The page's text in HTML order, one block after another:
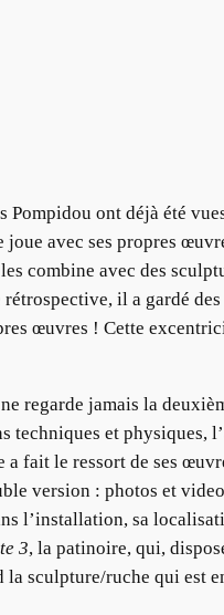
ont déjà été
avec ses propres
combine avec des
il a gardé
œuvres ! Cette
regarde jamais la
et physiques,
a fait le ressort de ses
version : photos et
l’installation, sa
3, la patinoire, qui,
sculpture/ruche qui est